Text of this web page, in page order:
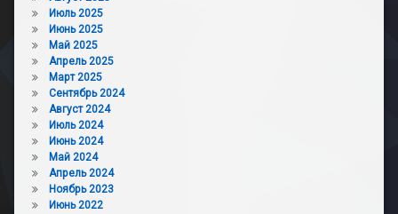
Июль 2025
Июнь 2025
Май 2025
Апрель 2025
Март 2025
Сентябрь 2024
Август 2024
Июль 2024
Июнь 2024
Май 2024
Апрель 2024
Ноябрь 2023
Июнь 2022